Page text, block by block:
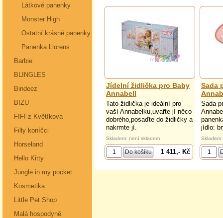
Látkové panenky
Monster High
Ostatní krásné panenky
Panenka Llorens
Barbie
BLINGLES
Bindeez
BIZU
FIFI z Květíkova
Filly koníčci
Horseland
Hello Kitty
Jungle in my pocket
Kosmetika
Little Pet Shop
Malá hospodyně
Jídelní židlička pro Baby
Annabell
Tato židlička je ideální pro
vaší Annabelku,uvařte jí něco
dobrého,posaďte do židličky a
nakrmte jí.
Skladem: není skladem
1 411,- Kč
Sada
Sada
jídlo: